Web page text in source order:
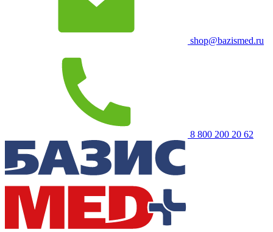
shop@bazismed.ru
8 800 200 20 62